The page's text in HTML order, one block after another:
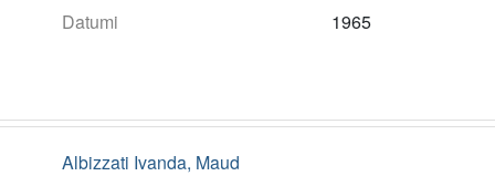
Datumi
1965
Albizzati Ivanda, Maud